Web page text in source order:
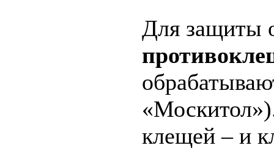
Для защиты
клещей – и